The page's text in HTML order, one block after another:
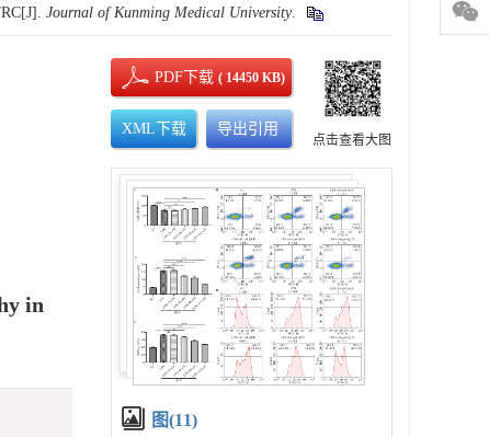
Journal of Kunming Medical University.
in
PDF下载( 14450 KB)
XML下载 导出引用
点击查看大图
图(11)